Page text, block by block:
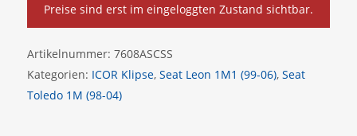
Preise sind erst im eingeloggten Zustand sichtbar.
Artikelnummer: 7608ASCSS
Kategorien: ICOR Klipse, Seat Leon 1M1 (99-06), Seat
Toledo 1M (98-04)